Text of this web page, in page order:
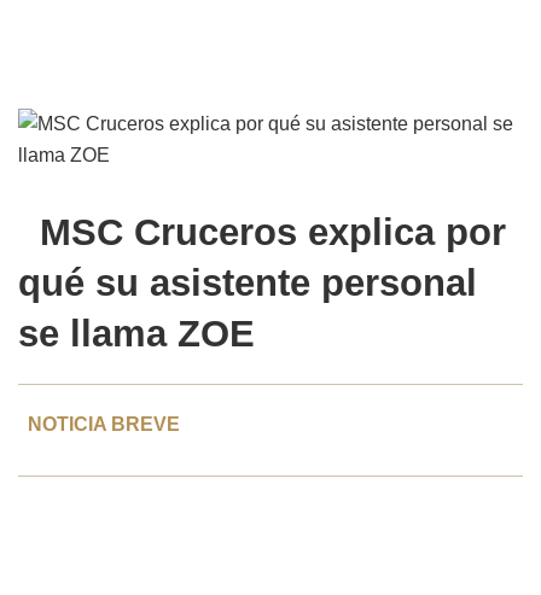
MSC Cruceros explica por
qué su asistente personal
se llama ZOE
NOTICIA BREVE